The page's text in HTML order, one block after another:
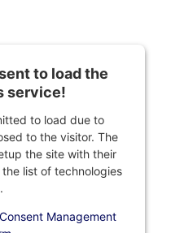
to load the
service!
to load due to
to the visitor. The
the site with their
list of technologies
Management